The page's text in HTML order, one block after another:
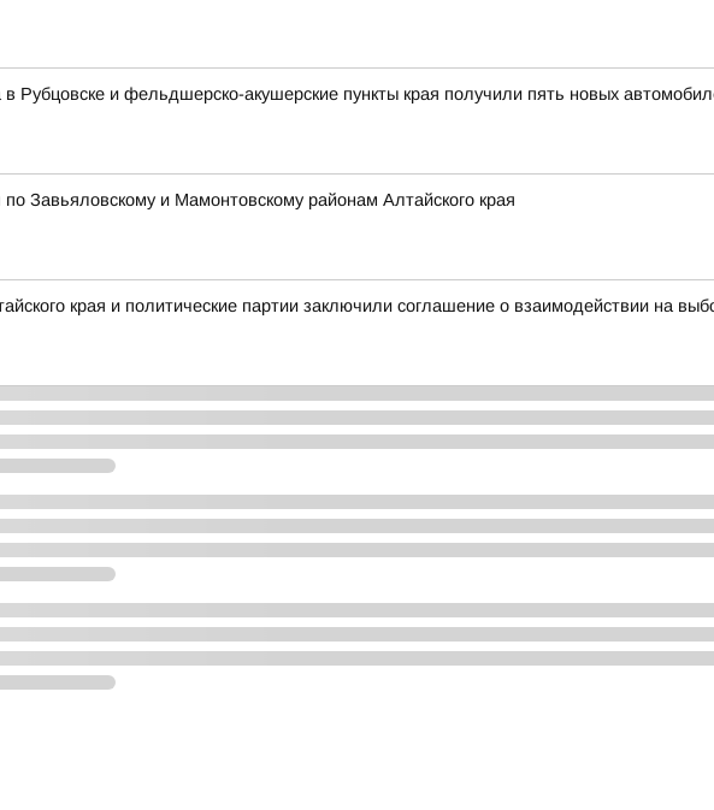
Рубцовске и фельдшерско-акушерские пункты края получили пять новых
Завьяловскому и Мамонтовскому районам Алтайского края
края и политические партии заключили соглашение о взаимодействии на